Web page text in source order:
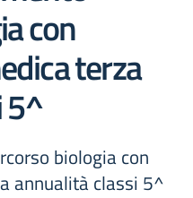
con
terza
5^
biologia con
annualità classi 5^